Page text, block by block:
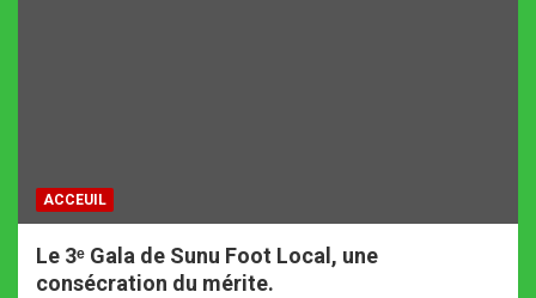
ACCEUIL
Le 3ᵉ Gala de Sunu Foot Local, une
consécration du mérite.